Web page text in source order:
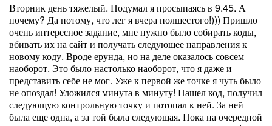
Вторник день тяжелый. Подумал я просыпаясь в 9.45. А
почему? Да потому, что лег я вчера полшестого!))) Пришло
очень интересное задание, мне нужно было собирать коды,
вбивать их на сайт и получать следующее направления к
новому коду. Вроде ерунда, но на деле оказалось совсем
наоборот. Это было настолько наоборот, что я даже и
представить себе не мог. Уже к первой же точке я чуть было
не опоздал! Уложился минута в минуту! Нашел код, получил
следующую контрольную точку и потопал к ней. За ней
была еще одна, а за той была следующая. Пока на очередной